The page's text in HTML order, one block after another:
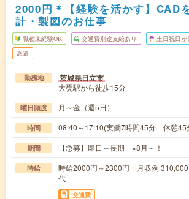
2000円＊【経験を活かす】CAD
計・製図のお仕事
職種未経験OK 交通費別途支給あり 土日祝日が
派遣
勤務地 茨城県日立市
大甕駅から徒歩15分
曜日頻度 月～金（週5日）
時間 08:40～17:10(実働7時間45分 休憩45
期間 【急募】即日～長期 ※8月～！
時給
時給2000円～2300円 月収例
代
交通費